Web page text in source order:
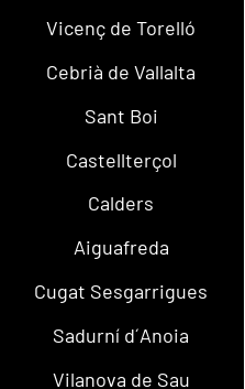
Vicenç de Torelló
Cebrià de Vallalta
Sant Boi
Castellterçol
Calders
Aiguafreda
Cugat Sesgarrigues
Sadurní d´Anoia
Vilanova de Sau